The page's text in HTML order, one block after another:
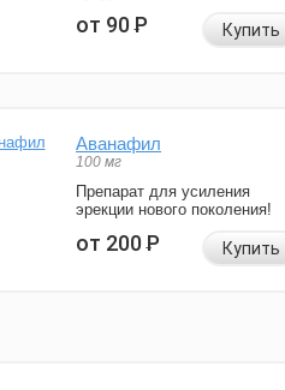
от 90Р Купить
Аванафил
100 мг
Препарат для усиления
эрекции нового поколения!
от 200Р Купить